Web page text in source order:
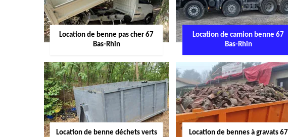
Location de benne pas cher 67
Bas-Rhin
Location de camion benne 67
Bas-Rhin
Location de benne déchets verts
Location de bennes à gravats 67